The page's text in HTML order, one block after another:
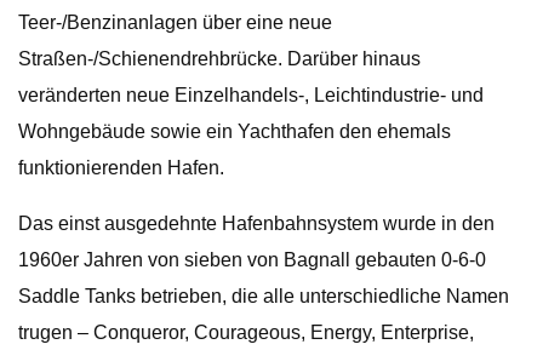
Teer-/Benzinanlagen über eine neue
Straßen-/Schienendrehbrücke. Darüber hinaus
veränderten neue Einzelhandels-, Leichtindustrie- und
Wohngebäude sowie ein Yachthafen den ehemals
funktionierenden Hafen.
Das einst ausgedehnte Hafenbahnsystem wurde in den
1960er Jahren von sieben von Bagnall gebauten 0-6-0
Saddle Tanks betrieben, die alle unterschiedliche Namen
trugen – Conqueror, Courageous, Energy, Enterprise,